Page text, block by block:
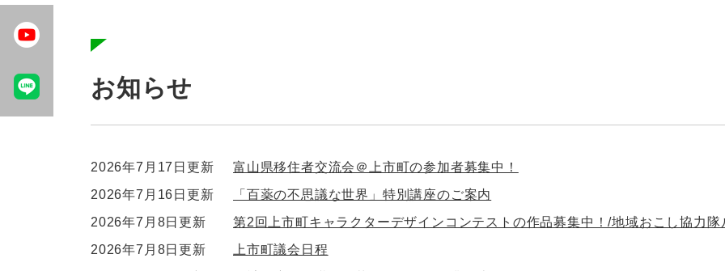
お知らせ
2026年7月17日更新
富山県移住者交流会＠上市町の参加者募集中！
2026年7月16日更新
「百薬の不思議な世界」特別講座のご案内
2026年7月8日更新
第2回上市町キャラクターデザインコンテストの作品募集中！/地域おこし協力隊
2026年7月8日更新
上市町議会日程